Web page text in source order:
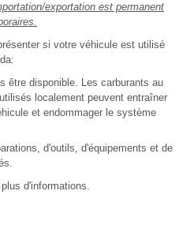
exportation est permanent
si votre véhicule est utilisé
être disponible. Les carburants au
localement peuvent entraîner
et endommager le système
d'outils, d'équipements et de
d'informations.